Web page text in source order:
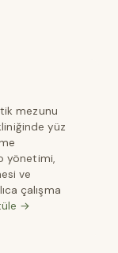
mezunu
yüz
yönetimi,
ve
çalışma
→